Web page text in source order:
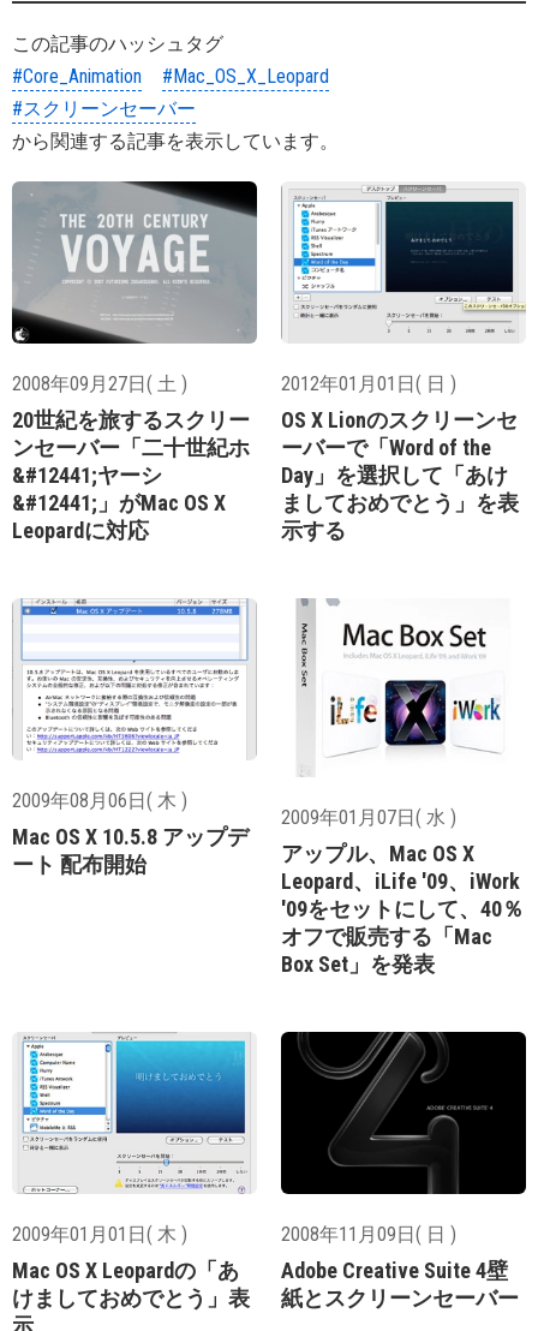
この記事のハッシュタグ
#Core_Animation
#Mac_OS_X_Leopard
#スクリーンセーバー
から関連する記事を表示しています。
2008年09月27日( 土 )
20世紀を旅するスクリー
ンセーバー「二十世紀ホ
&#12441;ヤーシ
&#12441;」がMac OS X
Leopardに対応
2012年01月01日( 日 )
OS X Lionのスクリーンセ
ーバーで「Word of the
Day」を選択して「あけ
ましておめでとう」を表
示する
2009年08月06日( 木 )
Mac OS X 10.5.8 アップデ
ート 配布開始
2009年01月07日( 水 )
アップル、Mac OS X
Leopard、iLife '09、iWork
'09をセットにして、40％
オフで販売する「Mac
Box Set」を発表
2009年01月01日( 木 )
Mac OS X Leopardの「あ
けましておめでとう」表
示
2008年11月09日( 日 )
Adobe Creative Suite 4壁
紙とスクリーンセーバー